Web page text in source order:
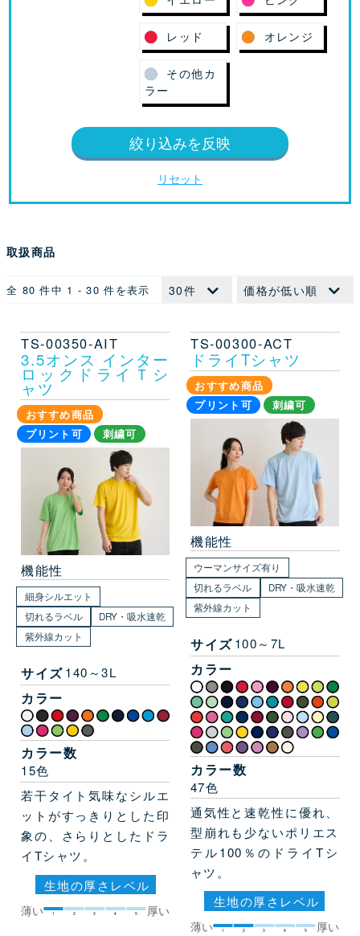
レッド オレンジ
その他カ
ラー
絞り込みを反映
リセット
取扱商品
全 80 件中 1 - 30 件を表示
TS-00350-AIT
3.5オンス インター
ロックドライＴシ
ャツ
おすすめ商品
プリント可
刺繍可
機能性
細身シルエット
切れるラベル
DRY・吸水速乾
紫外線カット
サイズ140～3L
カラー
カラー数
15色
若干タイト気味なシルエ
ットがすっきりとした印
象の、さらりとしたドラ
イTシャツ。
生地の厚さレベル
薄い 1 2 3 4 5 厚い
TS-00300-ACT
ドライTシャツ
おすすめ商品
プリント可
刺繍可
機能性
ウーマンサイズ有り
切れるラベル
DRY・吸水速乾
紫外線カット
サイズ100～7L
カラー
カラー数
47色
通気性と速乾性に優れ、
型崩れも少ないポリエス
テル100％のドライTシ
ャツ。
生地の厚さレベル
薄い 1 2 3 4 5 厚い